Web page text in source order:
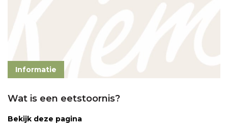
Informatie
Wat is een eetstoornis?
Bekijk deze pagina